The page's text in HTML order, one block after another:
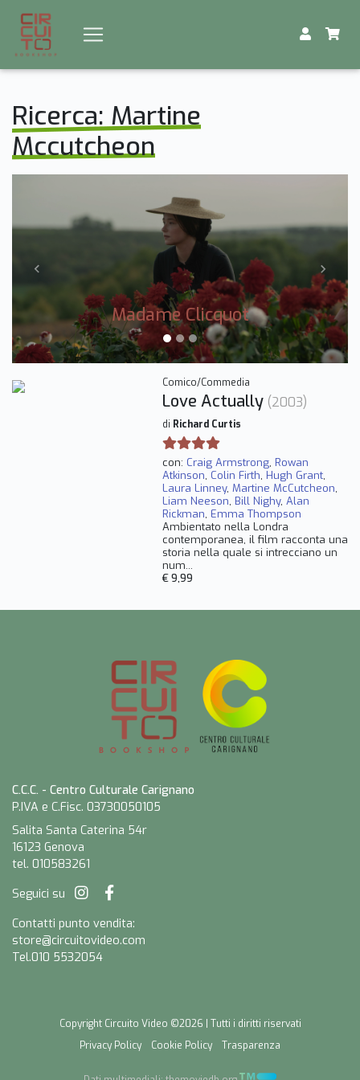
Ricerca: Martine
Mccutcheon
Madame Clicquot
Previous Next
Comico/Commedia
Love Actually (2003)
di Richard Curtis
con: Craig Armstrong, Rowan
Atkinson, Colin Firth, Hugh Grant,
Laura Linney, Martine McCutcheon,
Liam Neeson, Bill Nighy, Alan
Rickman, Emma Thompson
Ambientato nella Londra
contemporanea, il film racconta una
storia nella quale si intrecciano un
num...
€ 9,99
C.C.C. - Centro Culturale Carignano
P.IVA e C.Fisc. 03730050105
Salita Santa Caterina 54r
16123 Genova
tel. 010583261
Seguici su
Contatti punto vendita:
store@circuitovideo.com
Tel.010 5532054
Copyright Circuito Video ©2026 | Tutti i diritti riservati
Privacy Policy
Cookie Policy Trasparenza